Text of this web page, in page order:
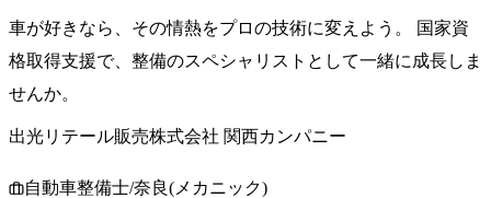
車が好きなら、その情熱をプロの技術に変えよう。 国家資
格取得支援で、整備のスペシャリストとして一緒に成長しま
せんか。
出光リテール販売株式会社 関西カンパニー
自動車整備士/奈良(メカニック)